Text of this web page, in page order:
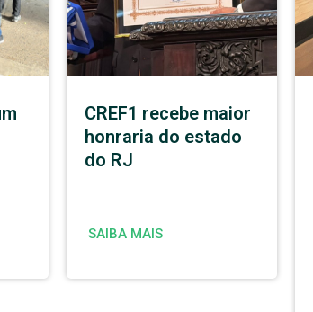
CREF1 recebe maior
honraria do estado
do RJ
SAIBA MAIS